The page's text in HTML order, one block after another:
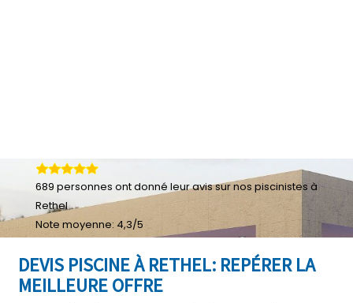
DEVIS PISCINE À RETHEL: REPÉRER LA
MEILLEURE OFFRE
689 personnes ont donné leuravis sur nos piscinistes à
Rethel
Note moyenne: 4,3/5